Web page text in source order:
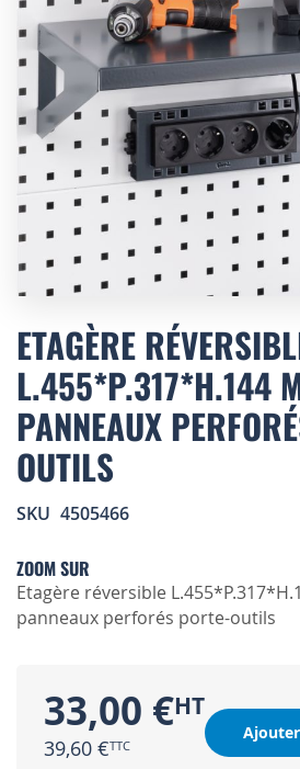
to
the
beginning
of
the
images
gallery
ETAGÈRE
L.455*P.317*H.144
PANNEAUX
OUTILS
SKU 4505466
ZOOM SUR
Etagère réversible
panneaux perforés porte-outils
33,00 €
39,60 €